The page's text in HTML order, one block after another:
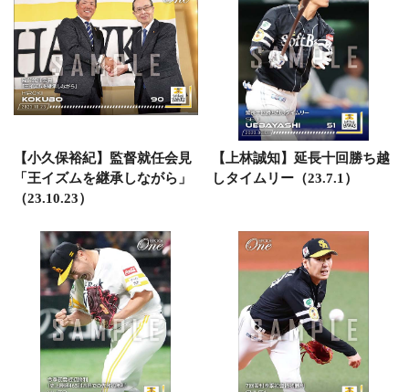
【小久保裕紀】監督就任会見
「王イズムを継承しながら」
（23.10.23）
【上林誠知】延長十回勝ち越
しタイムリー（23.7.1）